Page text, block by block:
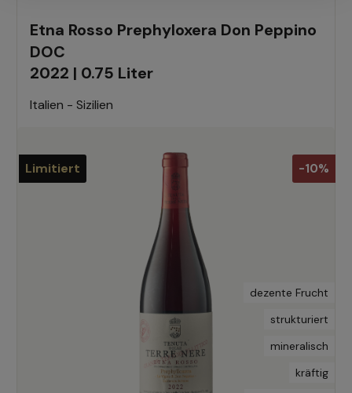
Etna Rosso Prephyloxera Don Peppino
DOC
2022 | 0.75 Liter
Italien - Sizilien
-10%
Limitiert
dezente Frucht
strukturiert
mineralisch
kräftig